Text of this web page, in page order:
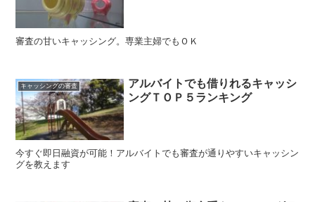
審査の甘いキャッシング。専業主婦でもＯＫ
キャッシングの審査
アルバイトでも借りれるキャッシ
ングＴＯＰ５ランキング
今すぐ即日融資が可能！アルバイトでも審査が通りやすいキャッシン
グを教えます